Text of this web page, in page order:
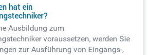
hat ein
Ausbildung zum
voraussetzen, werden Sie
zur Ausführung von Eingangs-,